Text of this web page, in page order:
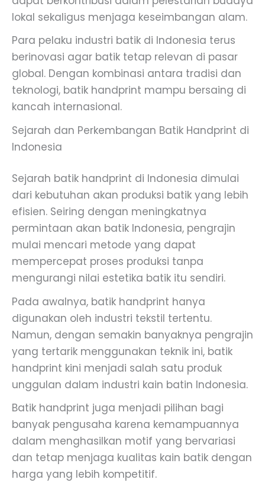
lokal sekaligus menjaga keseimbangan alam.
Para pelaku industri batik di Indonesia terus
berinovasi agar batik tetap relevan di pasar
global. Dengan kombinasi antara tradisi dan
teknologi, batik handprint mampu bersaing di
kancah internasional.
Sejarah dan Perkembangan Batik Handprint di
Indonesia
Sejarah batik handprint di Indonesia dimulai
dari kebutuhan akan produksi batik yang lebih
efisien. Seiring dengan meningkatnya
permintaan akan batik Indonesia, pengrajin
mulai mencari metode yang dapat
mempercepat proses produksi tanpa
mengurangi nilai estetika batik itu sendiri.
Pada awalnya, batik handprint hanya
digunakan oleh industri tekstil tertentu.
Namun, dengan semakin banyaknya pengrajin
yang tertarik menggunakan teknik ini, batik
handprint kini menjadi salah satu produk
unggulan dalam industri kain batin Indonesia.
Batik handprint juga menjadi pilihan bagi
banyak pengusaha karena kemampuannya
dalam menghasilkan motif yang bervariasi
dan tetap menjaga kualitas kain batik dengan
harga yang lebih kompetitif.